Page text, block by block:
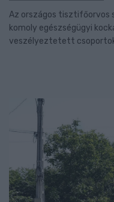
Az országos tisztifőorvos
komoly egészségügyi
veszélyeztetett